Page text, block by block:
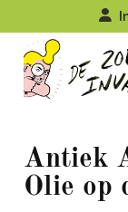
Antiek
Olie op